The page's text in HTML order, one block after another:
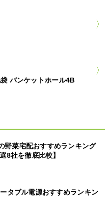
バンケットホール4B
野菜宅配おすすめランキング
8社を徹底比較】
ータブル電源おすすめランキン